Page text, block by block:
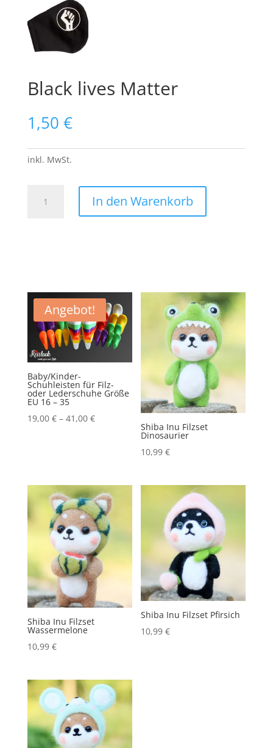
Black lives Matter
1,50 €
inkl. MwSt.
In den Warenkorb
Angebot!
Baby/Kinder-
Schuhleisten für Filz-
oder Lederschuhe Größe
EU 16 – 35
19,00 €– 41,00 €
Shiba Inu Filzset
Dinosaurier
10,99€
Shiba Inu Filzset
Wassermelone
10,99 €
Shiba Inu Filzset Pfirsich
10,99€